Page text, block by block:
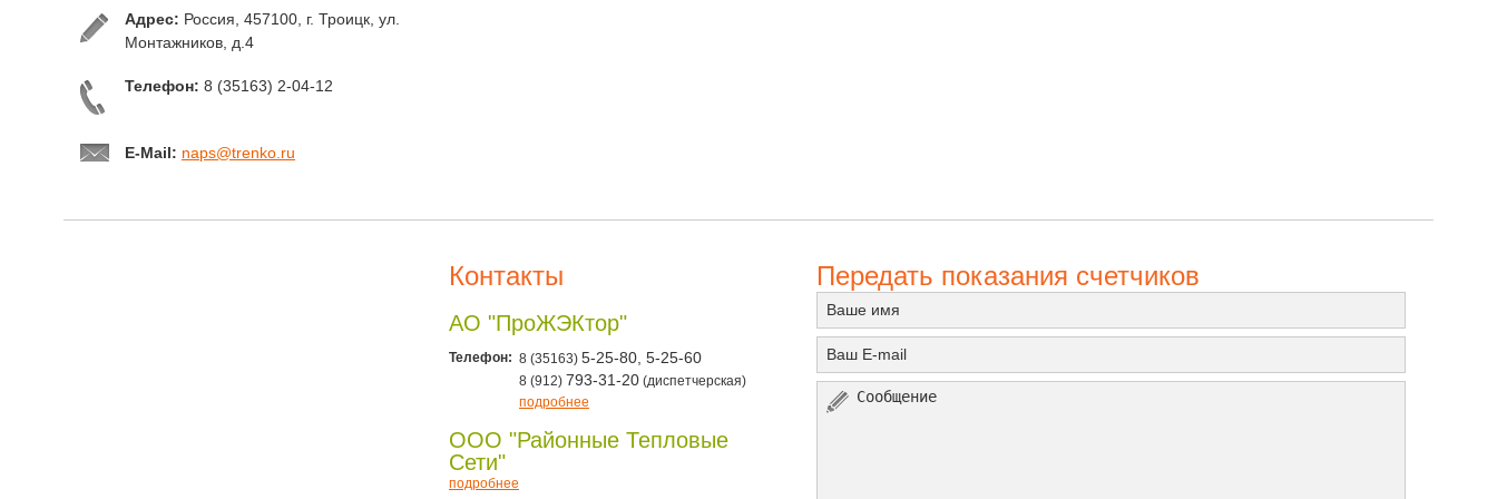
Адрес: Россия, 457100, г. Троицк, ул.
Монтажников, д.4
Телефон: 8 (35163) 2-04-12
E-Mail: naps@trenko.ru
Контакты
АО "ПроЖЭКтор"
Телефон: 8 (35163) 5-25-80, 5-25-60
8 (912) 793-31-20 (диспетчерская)
подробнее
ООО "Районные Тепловые
Сети"
подробнее
Передать показания счетчиков